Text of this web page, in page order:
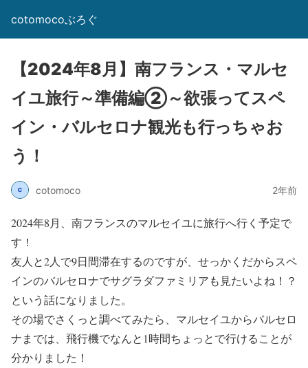
cotomocoぶろぐ
【2024年8月】南フランス・マルセ
イユ旅行～準備編②～欲張ってスペ
イン・バルセロナ観光も行っちゃお
う！
cotomoco 2年前
2024年8月、南フランスのマルセイユに旅行へ行く予定で
す！
友人と2人で9日間滞在するのですが、せっかくだからスペ
インのバルセロナでサグラダファミリアも見たいよね！？
という話になりました。
その場でさくっと調べてみたら、マルセイユからバルセロ
ナまでは、飛行機でなんと1時間ちょっとで行けることが
分かりました！